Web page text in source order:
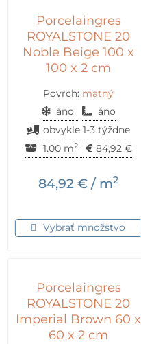
Porcelaingres
ROYALSTONE 20
Noble Beige 100 x
100 x 2 cm
Povrch: matný
áno
áno
obvykle 1-3 týždne
1.00 m2 84,92 €
84,92 € / m2
Vybrať množstvo
Porcelaingres
ROYALSTONE 20
Imperial Brown 60 x
60 x 2 cm